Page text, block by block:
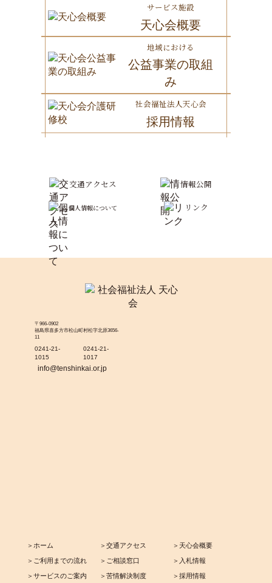
サービス施設
天心会概要
地域における
公益事業の取組
み
社会福祉法人天心会
採用情報
交通アクセス 情報公開
個人情報について リンク
〒966-0902
福島県喜多方市松山町村松字北原3656-
11
0241-21-
1015
0241-21-
1017
info@tenshinkai.or.jp
＞ホーム
＞ご利用までの流れ
＞サービスのご案内
＞交通アクセス
＞ご相談窓口
＞苦情解決制度
＞天心会概要
＞入札情報
＞採用情報